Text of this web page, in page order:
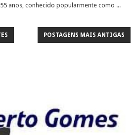
anos, conhecido popularmente como ...
POSTAGENS MAIS ANTIGAS